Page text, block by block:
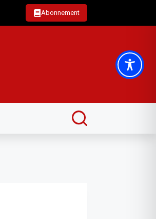
Abonnement